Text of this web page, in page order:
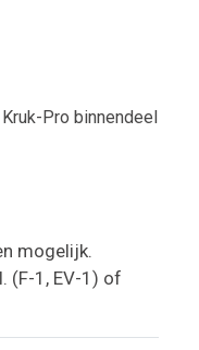
Pro binnendeel
mogelijk.
(F-1, EV-1) of